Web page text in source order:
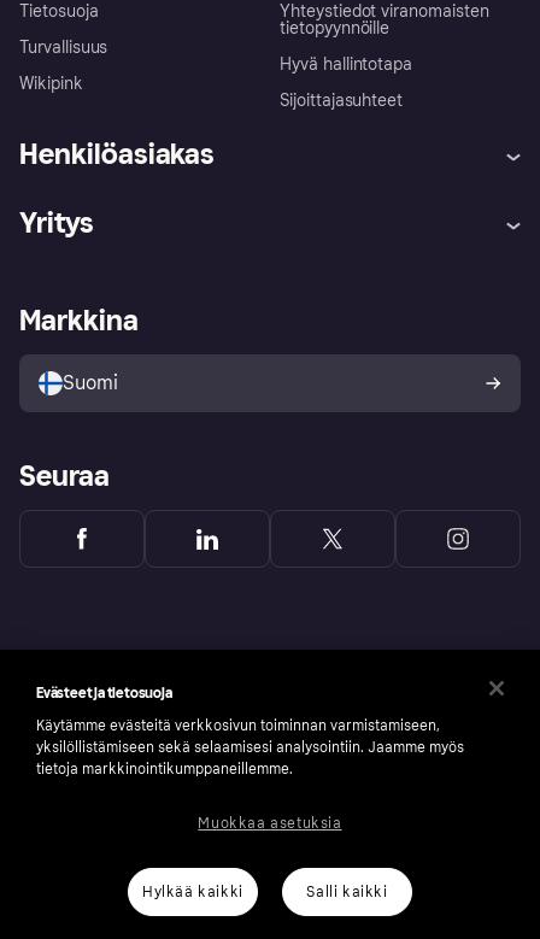
Tietosuoja
Turvallisuus
Wikipink
Yhteystiedot viranomaisten
tietopyynnöille
Hyvä hallintotapa
Sijoittajasuhteet
Henkilöasiakas
Ohje
Kirjaudu sisään
Tutustu kauppoihin
Ostajan turva
Yritys
Kirjaudu sisään yrityksenä
Markkina
Suomi
Seuraa
number: 556737-0431
Klarnan evästeselosteKlarna.com
Evästeet ja tietosuoja
Käytämme evästeitä verkkosivun toiminnan varmistamiseen,
yksilöllistämiseen sekä selaamisesi analysointiin. Jaamme myös
tietoja markkinointikumppaneillemme.
Hylkää kaikki Salli kaikki
Muokkaa asetuksia